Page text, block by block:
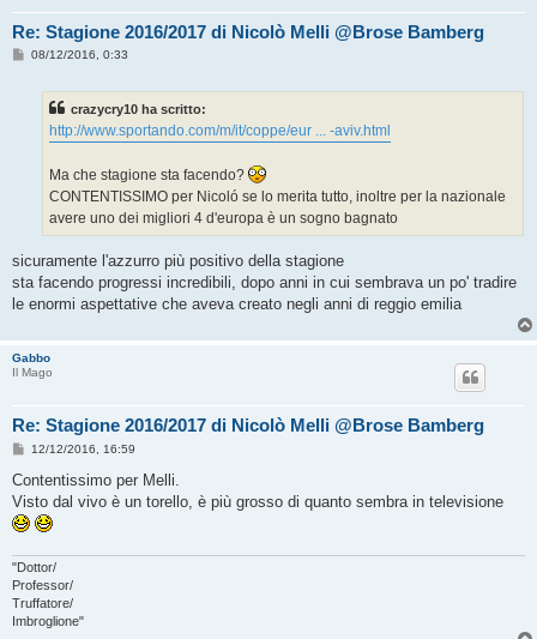
Re: Stagione 2016/2017 di Nicolò Melli @Brose Bamberg
M08/12/2016, 0:33
crazycry10 ha scritto:
http://www.sportando.com/m/it/coppe/eur ... -aviv.html
Ma che stagione sta facendo?
CONTENTISSIMO per Nicoló se lo merita tutto, inoltre per la nazionale
avere uno dei migliori 4 d'europa è un sogno bagnato
sicuramente l'azzurro più positivo della stagione
sta facendo progressi incredibili, dopo anni in cui sembrava un po' tradire
le enormi aspettative che aveva creato negli anni di reggio emilia
Gabbo
Il Mago
Re: Stagione 2016/2017 di Nicolò Melli @Brose Bamberg
M
s
a
g
g
o
12/12/2016, 16:59
Contentissimo per Melli.
Visto dal vivo è un torello, è più grosso di quanto sembra in televisione
"Dottor/
Professor/
Truffatore/
Imbroglione"